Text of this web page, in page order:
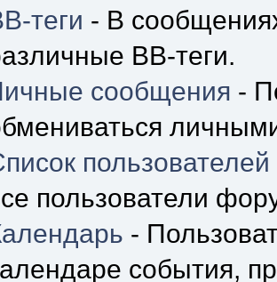
теги - В
BB-теги.
сообщения -
пользователей
пользователи
-
события,